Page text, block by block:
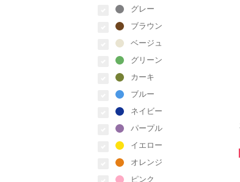
グレー
ブラウン
ベージュ
グリーン
カーキ
ブルー
ネイビー
パープル
イエロー
オレンジ
ピンク